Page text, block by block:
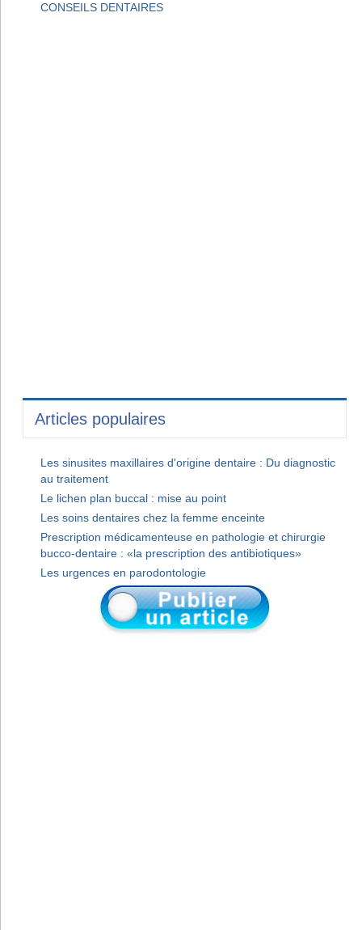
CONSEILS DENTAIRES
Articles populaires
Les sinusites maxillaires d'origine dentaire : Du diagnostic
au traitement
Le lichen plan buccal : mise au point
Les soins dentaires chez la femme enceinte
Prescription médicamenteuse en pathologie et chirurgie
bucco-dentaire : «la prescription des antibiotiques»
Les urgences en parodontologie